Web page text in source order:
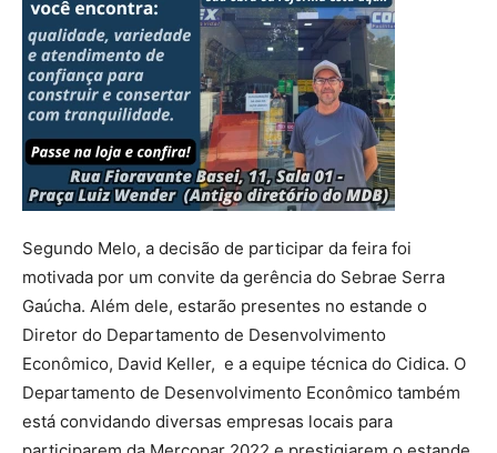
Segundo Melo, a decisão de participar da feira foi
motivada por um convite da gerência do Sebrae Serra
Gaúcha. Além dele, estarão presentes no estande o
Diretor do Departamento de Desenvolvimento
Econômico, David Keller, e a equipe técnica do Cidica. O
Departamento de Desenvolvimento Econômico também
está convidando diversas empresas locais para